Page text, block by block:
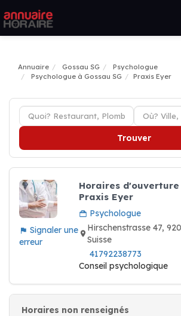
Annuaire Gossau SG
Psychologue
Psychologue à Gossau SG
Praxis Eyer
Trouver
Signaler une
erreur
Horaires d'ouverture
Praxis Eyer
Psychologue
Hirschenstrasse 47,
Suisse
41792238773
Conseil psychologique
Horaires non renseignés